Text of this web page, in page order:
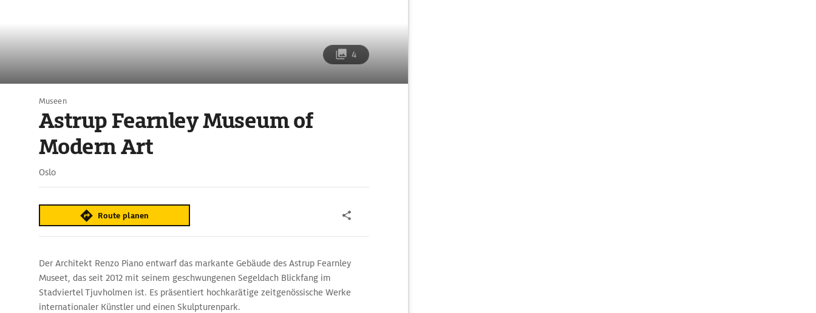
4
Museen
Astrup Fearnley Museum of
Modern Art
Oslo
Route planen
Der Architekt Renzo Piano entwarf das markante Gebäude des Astrup Fearnley
Museet, das seit 2012 mit seinem geschwungenen Segeldach Blickfang im
Stadviertel Tjuvholmen ist. Es präsentiert hochkarätige zeitgenössische Werke
internationaler Künstler und einen Skulpturenpark.